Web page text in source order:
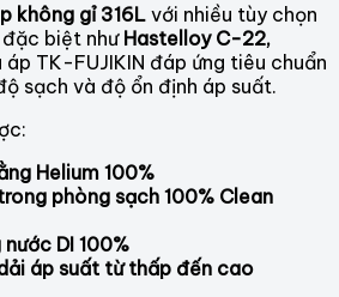
không gỉ 316L với nhiều tùy chọn
biệt như Hastelloy C-22,
áp TK-FUJIKIN đáp ứng tiêu chuẩn
sạch và độ ổn định áp suất.
Helium 100%
phòng sạch 100% Clean
DI 100%
áp suất từ thấp đến cao